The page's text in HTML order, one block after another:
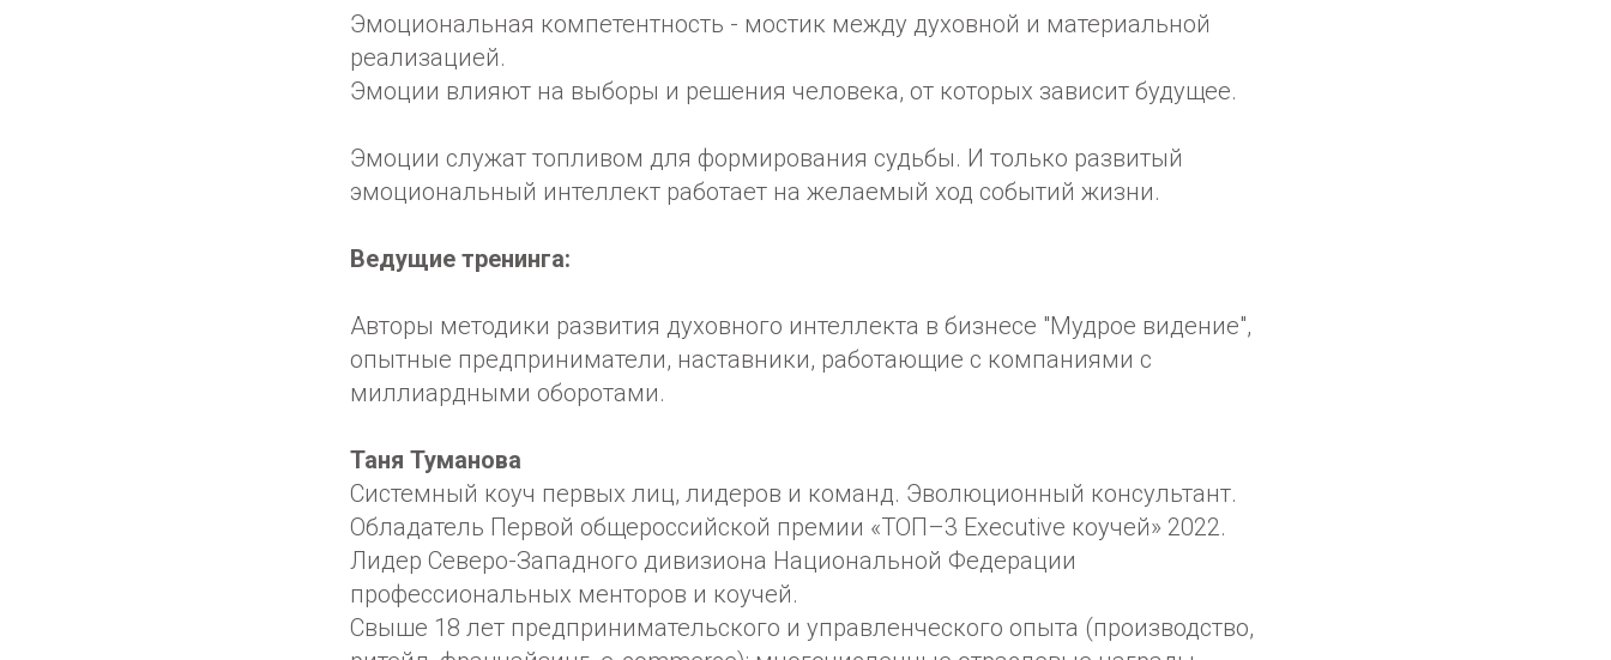
Эмоциональная компетентность - мостик между духовной и материальной
реализацией.
Эмоции влияют на выборы и решения человека, от которых зависит будущее.
Эмоции служат топливом для формирования судьбы. И только развитый
эмоциональный интеллект работает на желаемый ход событий жизни.
Ведущие тренинга:
Авторы методики развития духовного интеллекта в бизнесе "Мудрое видение",
опытные предприниматели, наставники, работающие с компаниями с
миллиардными оборотами.
Таня Туманова
Системный коуч первых лиц, лидеров и команд. Эволюционный консультант.
Обладатель Первой общероссийской премии «ТОП–3 Executive коучей» 2022.
Лидер Северо-Западного дивизиона Национальной Федерации
профессиональных менторов и коучей.
Свыше 18 лет предпринимательского и управленческого опыта (производство,